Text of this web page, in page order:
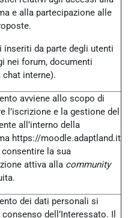
e alla partecipazione alle
inseriti da parte degli utenti
nei forum, documenti
interne).
avviene allo scopo di
l’iscrizione e la gestione del
all’interno della
https://moodle.adaptland.it
la sua
attiva alla community
dei dati personali si
dell’Interessato. Il